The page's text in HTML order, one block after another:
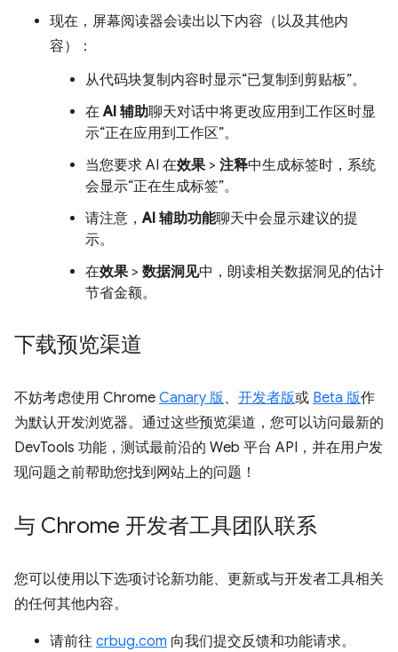
现在，屏幕阅读器会读出以下内容（以及其他内
容）：
从代码块复制内容时显示“已复制到剪贴板”。
在AI 辅助聊天对话中将更改应用到工作区时显
示“正在应用到工作区”。
当您要求 AI 在效果 > 注释中生成标签时，系统
会显示“正在生成标签”。
请注意，AI 辅助功能聊天中会显示建议的提
示。
在效果 > 数据洞见中，朗读相关数据洞见的估计
节省金额。
下载预览渠道
不妨考虑使用 Chrome Canary 版、 开发者版或 Beta 版作
为默认开发浏览器。通过这些预览渠道，您可以访问最新的
DevTools 功能，测试最前沿的 Web 平台 API，并在用户发
现问题之前帮助您找到网站上的问题！
与 Chrome 开发者工具团队联系
您可以使用以下选项讨论新功能、更新或与开发者工具相关
的任何其他内容。
请前往 crbug.com 向我们提交反馈和功能请求。